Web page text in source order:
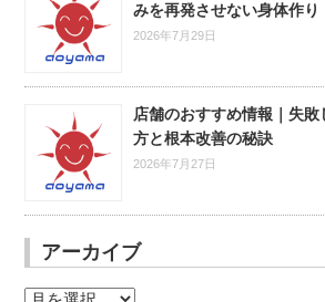
みを再発させない身体作り
2026年7月29日
店舗のおすすめ情報｜失
方と根本改善の秘訣
2026年7月27日
アーカイブ
ア